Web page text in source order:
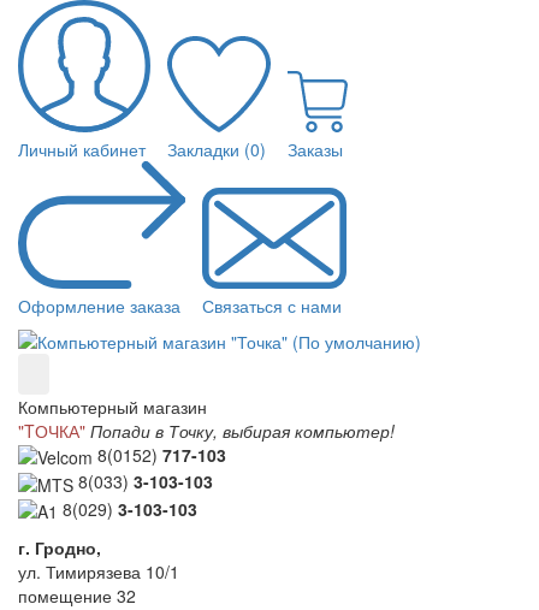
Личный кабинет Закладки (0) Заказы
Оформление заказа Связаться с нами
Компьютерный магазин
"TОЧКА" Попади в Точку, выбирая компьютер!
8(0152) 717-103
8(033) 3-103-103
8(029) 3-103-103
г. Гродно,
ул. Тимирязева 10/1
помещение 32